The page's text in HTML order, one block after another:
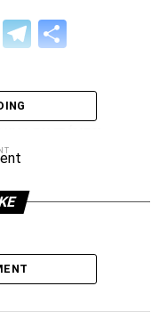
Telegram
της FIFA η